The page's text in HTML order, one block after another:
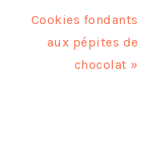
A
Cookies fondants
aux pépites de
chocolat »